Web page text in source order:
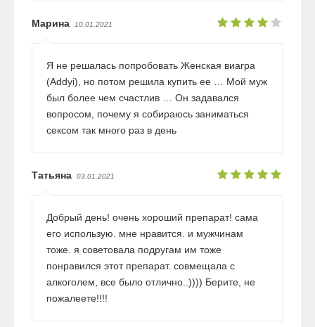
Марина 10.01.2021
Я не решалась попробовать Женская виагра
(Addyi), но потом решила купить ее … Мой муж
был более чем счастлив … Он задавался
вопросом, почему я собираюсь заниматься
сексом так много раз в день
Татьяна 03.01.2021
Добрый день! очень хороший препарат! сама
его использую. мне нравится. и мужчинам
тоже. я советовала подругам им тоже
понравился этот препарат. совмещала с
алкоголем, все было отлично..)))) Берите, не
пожалеете!!!!